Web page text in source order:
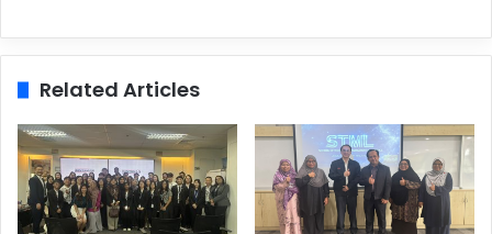
Related Articles